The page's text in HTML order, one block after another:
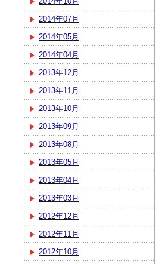
2014年07月
2014年05月
2014年04月
2013年12月
2013年11月
2013年10月
2013年09月
2013年08月
2013年05月
2013年04月
2013年03月
2012年12月
2012年11月
2012年10月